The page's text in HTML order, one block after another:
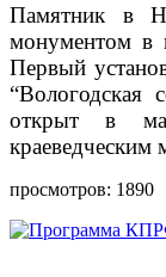
Памятник в
монументом в
Первый
“Вологодская
открыт в
краеведческим
просмотров: 1890